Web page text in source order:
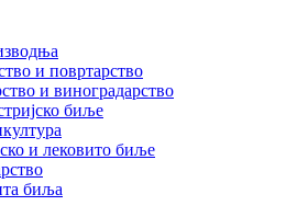
и повртарство
и виноградарство
биље
и лековито биље
биља